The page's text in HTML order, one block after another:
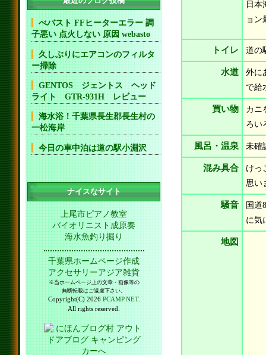
日本
ョン
トイレ 道の
水道
外に
で給
買い物
カニ
ろい
風呂・温泉 未確
混み具合
けっ
思い
騒音
国道
に気
地図
べバスト FFヒーターエラー 調
子悪い 点火しない 原因 webasto
久しぶりにエアコンのフィルタ
ー掃除
GENTOS ジェントス ヘッド
ライト GTR-931H レビュー
海水浴！千葉県長生郡長生村の
一松海岸
今日の車中泊は道の駅小淵沢
ナイスなサイト
上尾市ピアノ教室
バイオリニスト成原奏
海水魚釣り掘り
千葉県ホームページ作成
アクセサリーアジア雑貨
※当ホームページ上の文章・画像等の
無断転載はご遠慮下さい。
Copyright(C) 2026 PCAMP.NET.
All rights reserved.